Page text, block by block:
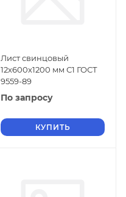
Лист свинцовый
12х600х1200 мм С1 ГОСТ
9559-89
По запросу
КУПИТЬ